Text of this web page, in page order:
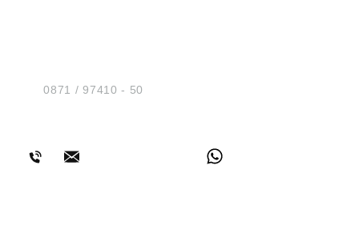
Tel.:0871 / 97410 - 50